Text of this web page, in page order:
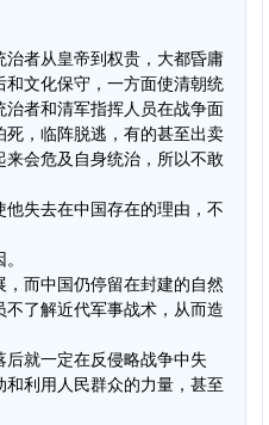
治者从皇帝到权贵，大都昏庸
文化保守，一方面使清朝统
者和清军指挥人员在战争面
，临阵脱逃，有的甚至出卖
会危及自身统治，所以不敢
失去在中国存在的理由，不
而中国仍停留在封建的自然
了解近代军事战术，从而造
就一定在反侵略战争中失
利用人民群众的力量，甚至